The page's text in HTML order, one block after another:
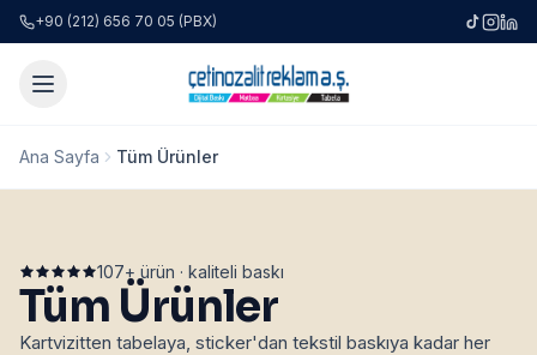
+90 (212) 656 70 05 (PBX)
Ana Sayfa Tüm Ürünler
107+ ürün · kaliteli baskı
Tüm Ürünler
Kartvizitten tabelaya, sticker'dan tekstil baskıya kadar her